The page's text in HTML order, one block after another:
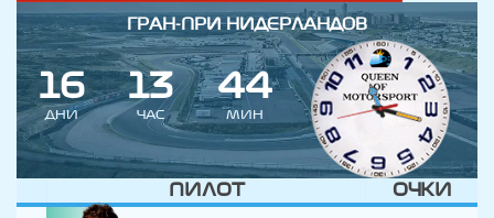
ГРАН-ПРИ НИДЕРЛАНДОВ
16
ДНИ
13
ЧАС
44
МИН
ПИЛОТ ОЧКИ